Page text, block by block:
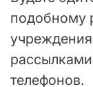
подобному
телефонов.